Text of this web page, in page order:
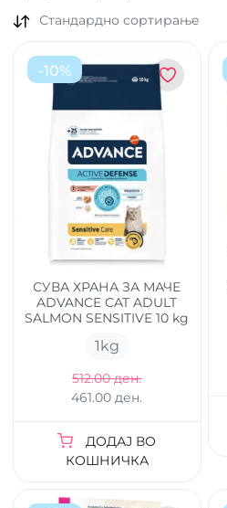
Стандардно сортирање
-10%
СУВА ХРАНА ЗА МАЧЕ
ADVANCE CAT ADULT
SALMON SENSITIVE 10 kg
1kg
512.00 ден.
461.00 ден.
ДОДАЈ ВО
КОШНИЧКА